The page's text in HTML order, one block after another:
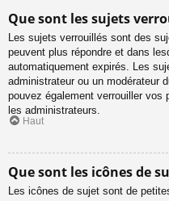
Que sont les sujets
Les sujets verrouillés sont des
peuvent plus répondre et dans
automatiquement expirés. Les
administrateur ou un modérateur
pouvez également verrouiller vos
les administrateurs.
Haut
Que sont les icônes de
Les icônes de sujet sont de